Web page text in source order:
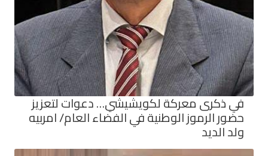
في ذكرى معركة لكويشيشي… دعوات لتعزيز
حضور الرموز الوطنية في الفضاء العام/ امربيه
ولد الديد